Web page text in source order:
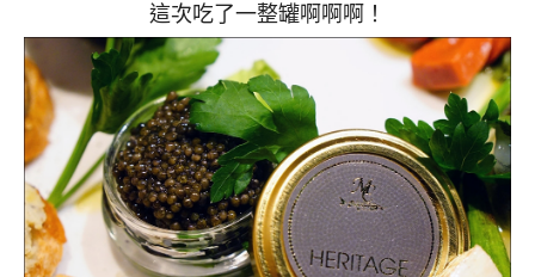
這次吃了一整罐啊啊啊！